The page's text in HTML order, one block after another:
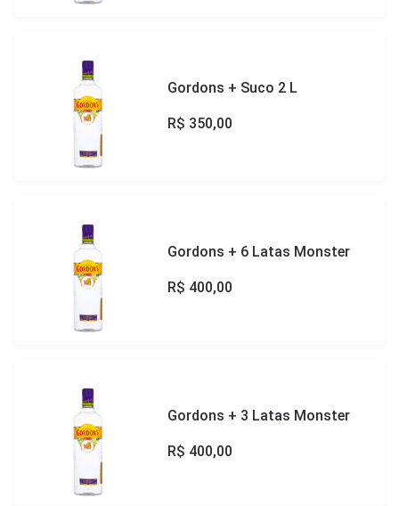
Gordons + Suco 2 L
R$ 350,00
Gordons + 6 Latas Monster
R$ 400,00
Gordons + 3 Latas Monster
R$ 400,00